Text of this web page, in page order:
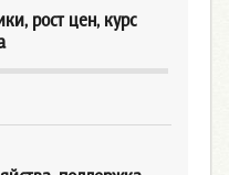
рост цен, курс